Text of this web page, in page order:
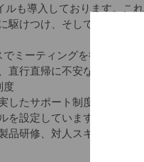
ルも導入しております。こ
駆けつけ、そして少しでも
ミーティングを行います
直行直帰に不安な方でも安
度
したサポート制度がござい
を設定しています。
品研修、対人スキル研修、